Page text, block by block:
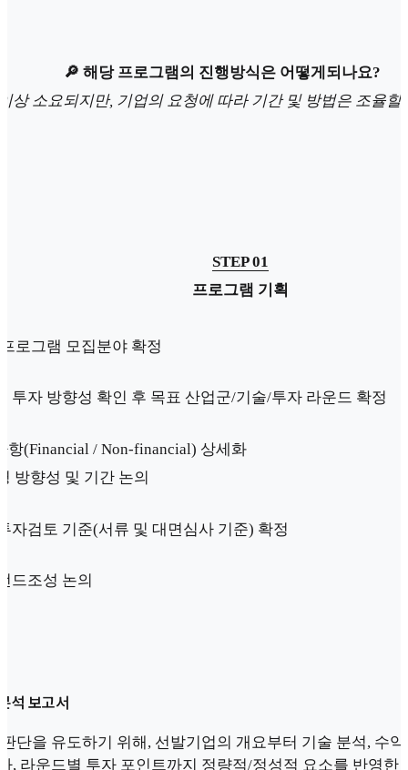
🔎 해당 프로그램의 진행방식은 어떻게되나요?
상 소요되지만, 기업의 요청에 따라 기간 및 방법은 조율할
STEP 01
프로그램 기획
로그램 모집분야 확정
투자 방향성 확인 후 목표 산업군/기술/투자 라운드 확정
항(Financial / Non-financial) 상세화
방향성 및 기간 논의
자검토 기준(서류 및 대면심사 기준) 확정
드조성 논의
석 보고서
단을 유도하기 위해, 선발기업의 개요부터 기술 분석, 수
, 라운드별 투자 포인트까지 정량적/정성적 요소를 반영한